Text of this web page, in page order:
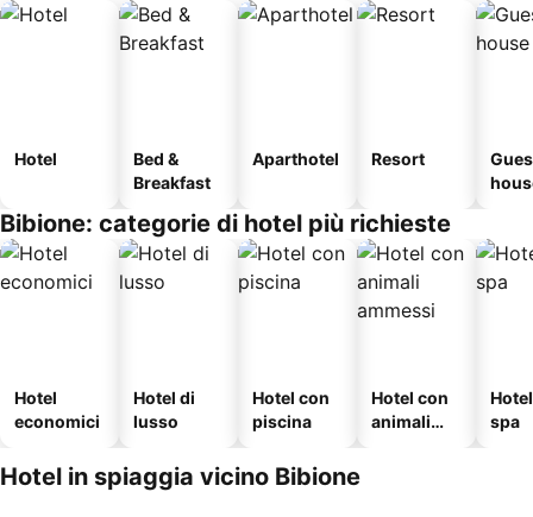
Hotel
Bed &
Breakfast
Aparthotel Resort
Bibione: categorie di hotel più richieste
Hotel
economici
Hotel di
lusso
Hotel con
piscina
Hotel con
animali
spa
Hotel in spiaggia vicino Bibione